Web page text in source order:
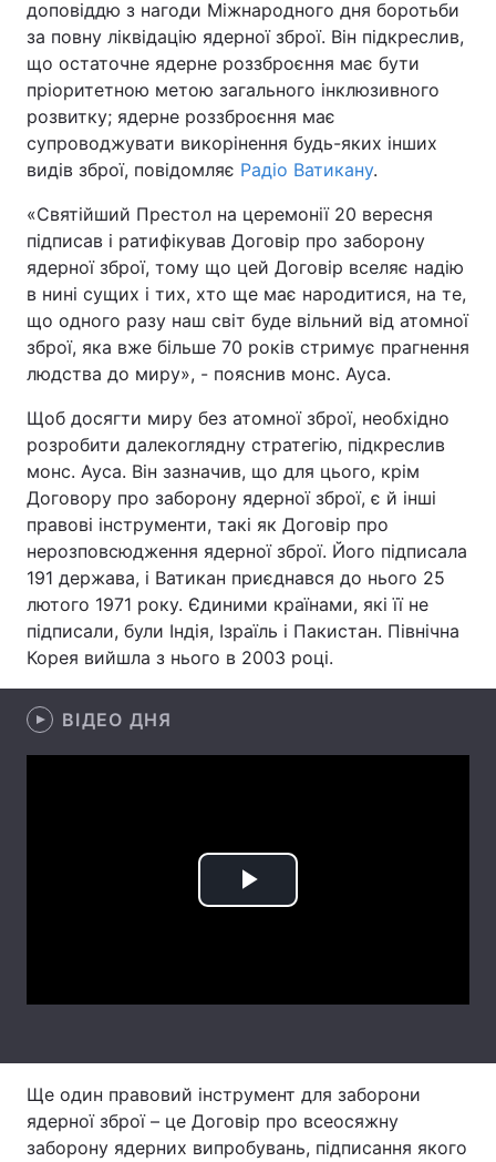
Головна Війна
Політика
Економіка Світ
Наука
Техно і зв'язок Лайт
Зброя Інциденти
Здоров'я Туризм
Цікавинки Погода
Екологія Регіони
Лонгріди
Відео з Youtube Статті
Інтерв'ю Думки
Архів Вакансії
Контакти
доповіддю з нагоди Міжнародного дня боротьби
за повну ліквідацію ядерної зброї. Він підкреслив,
що остаточне ядерне роззброєння має бути
пріоритетною метою загального інклюзивного
розвитку; ядерне роззброєння має
супроводжувати викорінення будь-яких інших
видів зброї, повідомляє Радіо Ватикану.
«Святійший Престол на церемонії 20 вересня
підписав і ратифікував Договір про заборону
ядерної зброї, тому що цей Договір вселяє надію
в нині сущих і тих, хто ще має народитися, на те,
що одного разу наш світ буде вільний від атомної
зброї, яка вже більше 70 років стримує прагнення
людства до миру», - пояснив монс. Ауса.
Щоб досягти миру без атомної зброї, необхідно
розробити далекоглядну стратегію, підкреслив
монс. Ауса. Він зазначив, що для цього, крім
Договору про заборону ядерної зброї, є й інші
правові інструменти, такі як Договір про
нерозповсюдження ядерної зброї. Його підписала
191 держава, і Ватикан приєднався до нього 25
лютого 1971 року. Єдиними країнами, які її не
підписали, були Індія, Ізраїль і Пакистан. Північна
Корея вийшла з нього в 2003 році.
ВІДЕО ДНЯ
Play
Ще один правовий інструмент для заборони
ядерної зброї – це Договір про всеосяжну
заборону ядерних випробувань, підписання якого